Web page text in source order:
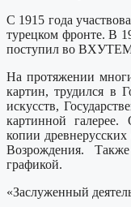
С 1915 года
турецком фронте. В
поступил во
На протяжении
картин, трудился в
искусств,
картинной
копии
Возрождения.
графикой.
«Заслуженный